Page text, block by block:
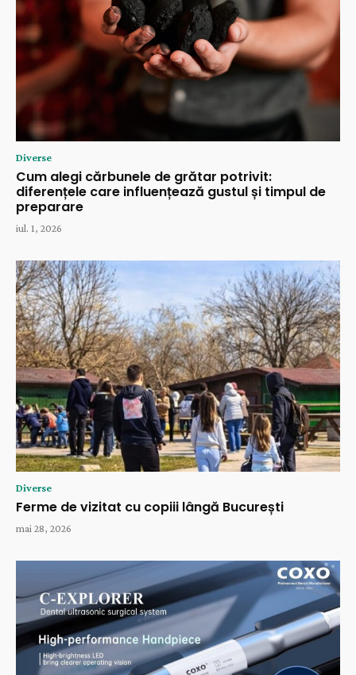
Diverse
Cum alegi cărbunele de grătar potrivit:
diferențele care influențează gustul și timpul de
preparare
iul. 1, 2026
Diverse
Ferme de vizitat cu copiii lângă București
mai 28, 2026